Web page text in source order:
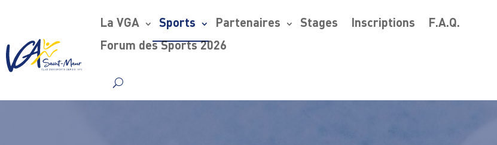
La VGA Sports Partenaires Stages Inscriptions
F.A.Q.
Forum des Sports 2026